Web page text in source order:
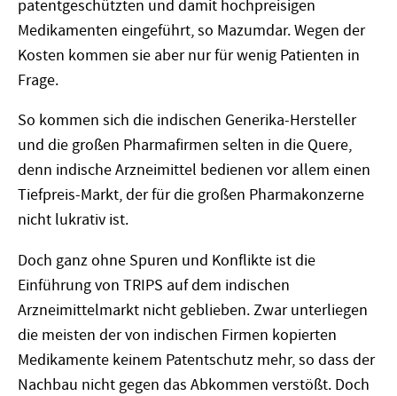
patentgeschützten und damit hochpreisigen
Medikamenten eingeführt, so Mazumdar. Wegen der
Kosten kommen sie aber nur für wenig Patienten in
Frage.
So kommen sich die indischen Generika-Hersteller
und die großen Pharmafirmen selten in die Quere,
denn indische Arzneimittel bedienen vor allem einen
Tiefpreis-Markt, der für die großen Pharmakonzerne
nicht lukrativ ist.
Doch ganz ohne Spuren und Konflikte ist die
Einführung von TRIPS auf dem indischen
Arzneimittelmarkt nicht geblieben. Zwar unterliegen
die meisten der von indischen Firmen kopierten
Medikamente keinem Patentschutz mehr, so dass der
Nachbau nicht gegen das Abkommen verstößt. Doch